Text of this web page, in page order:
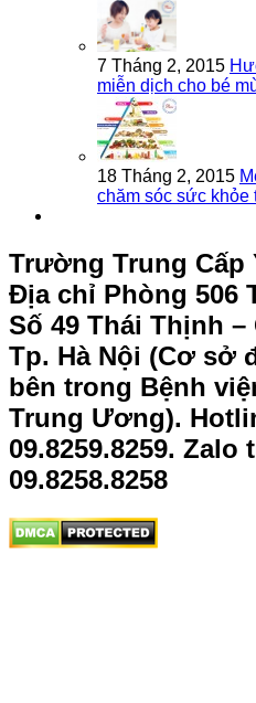
7 Tháng 2, 2015
miễn dịch cho bé
18 Tháng 2, 2015
chăm sóc sức khỏe
Trường Trung Cấp
Địa chỉ Phòng 506
Số 49 Thái Thịnh
Tp. Hà Nội (Cơ sở
bên trong Bệnh
Trung Ương).
09.8259.8259. Zalo
09.8258.8258